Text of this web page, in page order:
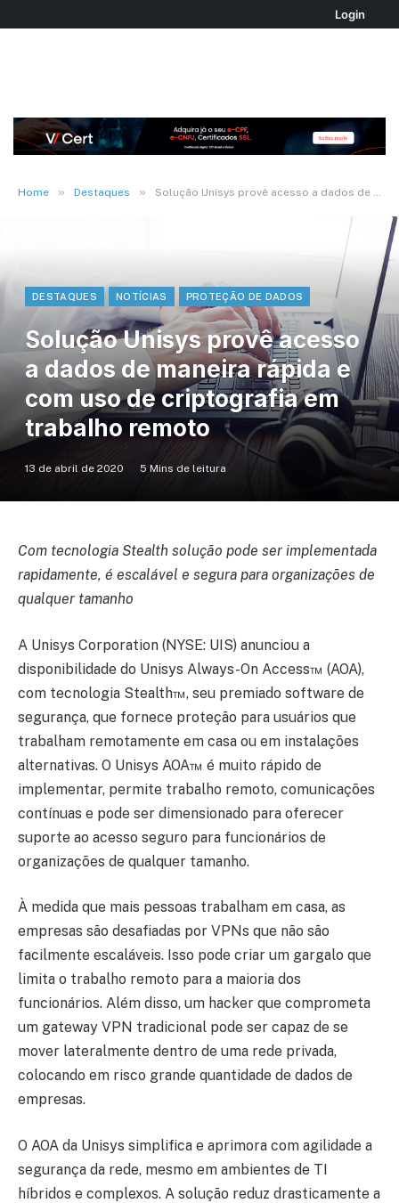
Login
Home » Destaques » Solução Unisys provê acesso a dados de maneira rápida e com uso de criptografia em trabalho remoto
DESTAQUES NOTÍCIAS PROTEÇÃO DE DADOS
Solução Unisys provê acesso
a dados de maneira rápida e
com uso de criptografia em
trabalho remoto
13 de abril de 2020 5 Mins de leitura
Com tecnologia Stealth solução pode ser implementada
rapidamente, é escalável e segura para organizações de
qualquer tamanho
A Unisys Corporation (NYSE: UIS) anunciou a
disponibilidade do Unisys Always-On Access™ (AOA),
com tecnologia Stealth™, seu premiado software de
segurança, que fornece proteção para usuários que
trabalham remotamente em casa ou em instalações
alternativas. O Unisys AOA™ é muito rápido de
implementar, permite trabalho remoto, comunicações
contínuas e pode ser dimensionado para oferecer
suporte ao acesso seguro para funcionários de
organizações de qualquer tamanho.
À medida que mais pessoas trabalham em casa, as
empresas são desafiadas por VPNs que não são
facilmente escaláveis. Isso pode criar um gargalo que
limita o trabalho remoto para a maioria dos
funcionários. Além disso, um hacker que comprometa
um gateway VPN tradicional pode ser capaz de se
mover lateralmente dentro de uma rede privada,
colocando em risco grande quantidade de dados de
empresas.
O AOA da Unisys simplifica e aprimora com agilidade a
segurança da rede, mesmo em ambientes de TI
híbridos e complexos. A solução reduz drasticamente a